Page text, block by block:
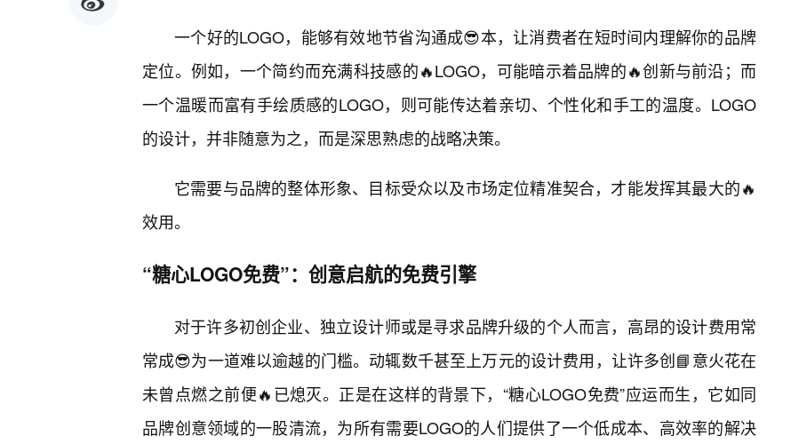
一个好的LOGO，能够有效地节省沟通成😎本，让消费者在短时间内理解你的品牌
定位。例如，一个简约而充满科技感的🔥LOGO，可能暗示着品牌的🔥创新与前沿；而
一个温暖而富有手绘质感的LOGO，则可能传达着亲切、个性化和手工的温度。LOGO
的设计，并非随意为之，而是深思熟虑的战略决策。
它需要与品牌的整体形象、目标受众以及市场定位精准契合，才能发挥其最大的🔥
效用。
“糖心LOGO免费”：创意启航的免费引擎
对于许多初创企业、独立设计师或是寻求品牌升级的个人而言，高昂的设计费用常
常成😎为一道难以逾越的门槛。动辄数千甚至上万元的设计费用，让许多创📘意火花在
未曾点燃之前便🔥已熄灭。正是在这样的背景下，“糖心LOGO免费”应运而生，它如同
品牌创意领域的一股清流，为所有需要LOGO的人们提供了一个低成本、高效率的解决